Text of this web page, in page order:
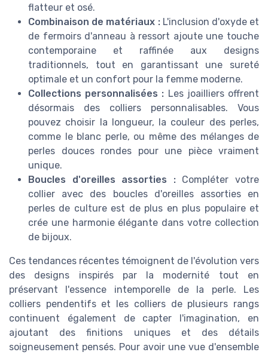
flatteur et osé.
Combinaison de matériaux :L'inclusion d'oxyde et
de fermoirs d'anneau à ressort ajoute une touche
contemporaine et raffinée aux designs
traditionnels, tout en garantissant une sureté
optimale et un confort pour la femme moderne.
Collections personnalisées : Les joailliers offrent
désormais des colliers personnalisables. Vous
pouvez choisir la longueur, la couleur des perles,
comme le blanc perle, ou même des mélanges de
perles douces rondes pour une pièce vraiment
unique.
Boucles d'oreilles assorties :Compléter votre
collier avec des boucles d'oreilles assorties en
perles de culture est de plus en plus populaire et
crée une harmonie élégante dans votre collection
de bijoux.
Ces tendances récentes témoignent de l'évolution vers
des designs inspirés par la modernité tout en
préservant l'essence intemporelle de la perle. Les
colliers pendentifs et les colliers de plusieurs rangs
continuent également de capter l'imagination, en
ajoutant des finitions uniques et des détails
soigneusement pensés. Pour avoir une vue d'ensemble